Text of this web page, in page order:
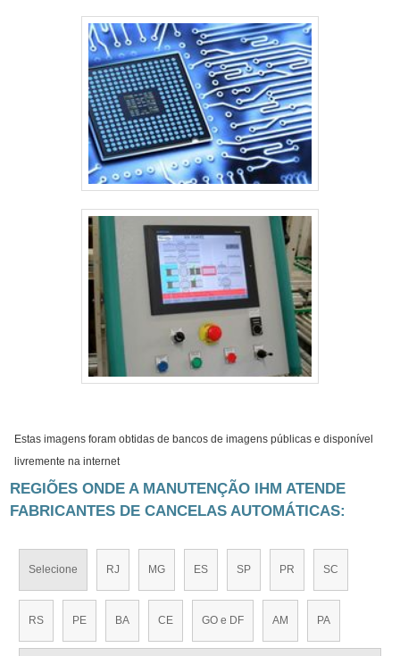
Estas imagens foram obtidas de bancos de imagens públicas e disponível
livremente na internet
REGIÕES ONDE A MANUTENÇÃO IHM ATENDE
FABRICANTES DE CANCELAS AUTOMÁTICAS:
Selecione RJ MG ES SP PR SC
RS PE BA CE GO e DF AM PA